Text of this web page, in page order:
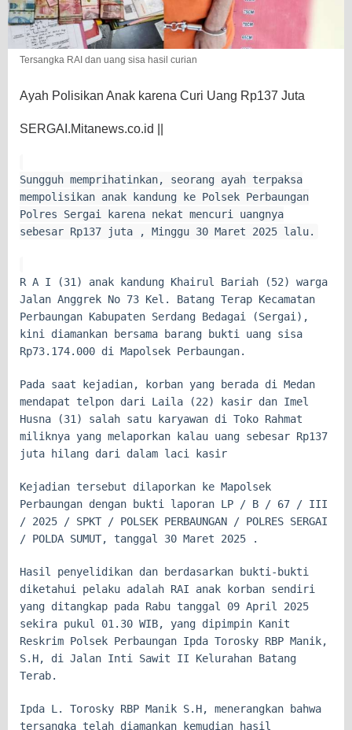
Tersangka RAI dan uang sisa hasil curian
Ayah Polisikan Anak karena Curi Uang Rp137 Juta
SERGAI.Mitanews.co.id ||
Sungguh memprihatinkan, seorang ayah terpaksa
mempolisikan anak kandung ke Polsek Perbaungan
Polres Sergai karena nekat mencuri uangnya
sebesar Rp137 juta , Minggu 30 Maret 2025 lalu.
R A I (31) anak kandung Khairul Bariah (52) warga
Jalan Anggrek No 73 Kel. Batang Terap Kecamatan
Perbaungan Kabupaten Serdang Bedagai (Sergai),
kini diamankan bersama barang bukti uang sisa
Rp73.174.000 di Mapolsek Perbaungan.
Pada saat kejadian, korban yang berada di Medan
mendapat telpon dari Laila (22) kasir dan Imel
Husna (31) salah satu karyawan di Toko Rahmat
miliknya yang melaporkan kalau uang sebesar Rp137
juta hilang dari dalam laci kasir
Kejadian tersebut dilaporkan ke Mapolsek
Perbaungan dengan bukti laporan LP / B / 67 / III
/ 2025 / SPKT / POLSEK PERBAUNGAN / POLRES SERGAI
/ POLDA SUMUT, tanggal 30 Maret 2025 .
Hasil penyelidikan dan berdasarkan bukti-bukti
diketahui pelaku adalah RAI anak korban sendiri
yang ditangkap pada Rabu tanggal 09 April 2025
sekira pukul 01.30 WIB, yang dipimpin Kanit
Reskrim Polsek Perbaungan Ipda Torosky RBP Manik,
S.H, di Jalan Inti Sawit II Kelurahan Batang
Terab.
Ipda L. Torosky RBP Manik S.H, menerangkan bahwa
tersangka telah diamankan kemudian hasil